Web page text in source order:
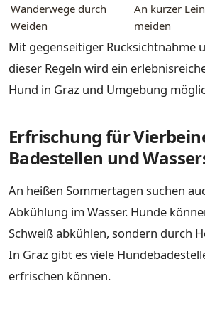
Wanderwege durch
Weiden
An kurzer
meiden
Mit gegenseitiger Rücksichtnahme
dieser Regeln wird ein
Hund in Graz und Umgebung
Erfrischung für
Badestellen und
An heißen Sommertagen suchen
Abkühlung im Wasser. Hunde
Schweiß abkühlen, sondern durch
In Graz gibt es viele
erfrischen können.